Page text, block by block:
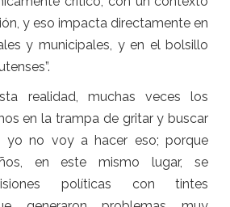
y eso impacta directamente en
y municipales, y en el bolsillo
realidad, muchas veces los
en la trampa de gritar y buscar
yo no voy a hacer eso; porque
en este mismo lugar, se
políticas con tintes